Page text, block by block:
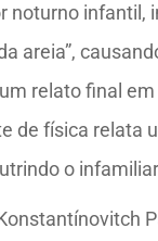
noturno infantil,
areia”,
relato final
de física relata
o